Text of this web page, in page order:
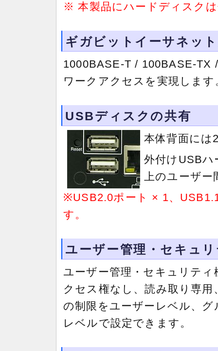
※ 本製品にハードディスク
ギガビットイーサネッ
1000BASE-T / 100BASE-TX
ワークアクセスを実現します
USBディスクの共有
本体背面には
外付けUSB
上のユーザー
※USB2.0ポート × 1、
す。
ユーザー管理・セキュ
ユーザー管理・セキュリテ
クセス権なし、読み取り専
の制限をユーザーレベル、
レベルで設定できます。